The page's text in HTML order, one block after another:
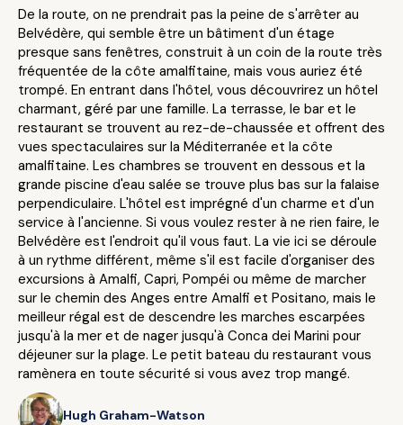
De la route, on ne prendrait pas la peine de s'arrêter au
Belvédère, qui semble être un bâtiment d'un étage
presque sans fenêtres, construit à un coin de la route très
fréquentée de la côte amalfitaine, mais vous auriez été
trompé. En entrant dans l'hôtel, vous découvrirez un hôtel
charmant, géré par une famille. La terrasse, le bar et le
restaurant se trouvent au rez-de-chaussée et offrent des
vues spectaculaires sur la Méditerranée et la côte
amalfitaine. Les chambres se trouvent en dessous et la
grande piscine d'eau salée se trouve plus bas sur la falaise
perpendiculaire. L'hôtel est imprégné d'un charme et d'un
service à l'ancienne. Si vous voulez rester à ne rien faire, le
Belvédère est l'endroit qu'il vous faut. La vie ici se déroule
à un rythme différent, même s'il est facile d'organiser des
excursions à Amalfi, Capri, Pompéi ou même de marcher
sur le chemin des Anges entre Amalfi et Positano, mais le
meilleur régal est de descendre les marches escarpées
jusqu'à la mer et de nager jusqu'à Conca dei Marini pour
déjeuner sur la plage. Le petit bateau du restaurant vous
ramènera en toute sécurité si vous avez trop mangé.
Hugh Graham-Watson